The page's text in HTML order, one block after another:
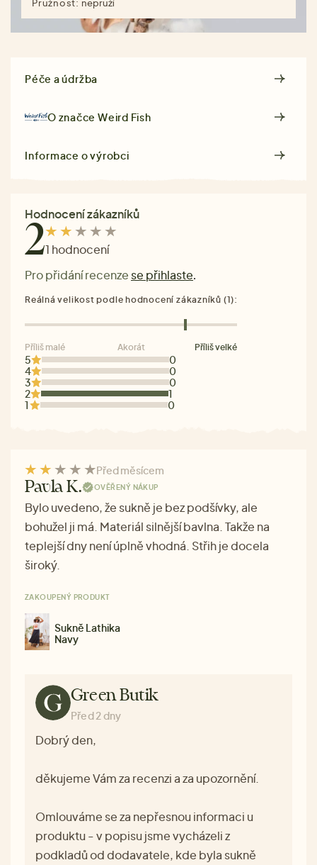
Pružnost: nepruží
Péče a údržba
O značceWeird Fish
Informace o výrobci
Hodnocení zákazníků
21 hodnocení
Pro přidání recenze se přihlaste.
5
0
4
0
3
0
2
1
1
0
Reálná velikost podle hodnocení zákazníků (1):
Příliš malé Akorát Příliš velké
Před měsícem
Pavla K. OVĚŘENÝ NÁKUP
Bylo uvedeno, že sukně je bez podšívky, ale
bohužel ji má. Materiál silnější bavlna. Takže na
teplejší dny není úplně vhodná. Střih je docela
široký.
ZAKOUPENÝ PRODUKT
Sukně Lathika
Navy
Green Butik
Před 2 dny
Dobrý den,
děkujeme Vám za recenzi a za upozornění.
Omlouváme se za nepřesnou informaci u
produktu - v popisu jsme vycházeli z
podkladů od dodavatele, kde byla sukně